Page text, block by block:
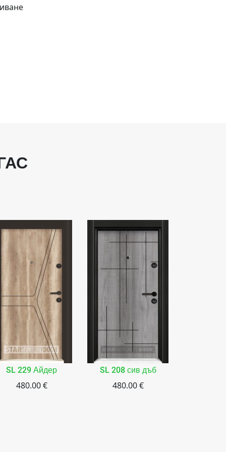
SL 229 Айдер
480.00 €
SL 208 сив дъб
480.00 €